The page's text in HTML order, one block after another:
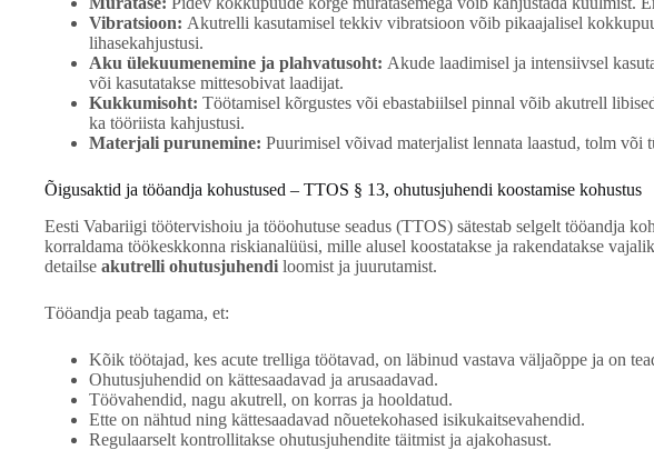
Vibratsioon: Akutrelli kasutamisel tekkiv vibratsioon võib pikaajalisel
lihasekahjustusi.
Aku ülekuumenemine ja plahvatusoht: Akude laadimisel ja intensiivsel
või kasutatakse mittesobivat laadijat.
Kukkumisoht: Töötamisel kõrgustes või ebastabiilsel pinnal võib akutrell
ka tööriista kahjustusi.
Materjali purunemine: Puurimisel võivad materjalist lennata laastud, tolm
Õigusaktid ja tööandja kohustused – TTOS § 13, ohutusjuhendi koostamise kohustus
Eesti Vabariigi töötervishoiu ja tööohutuse seadus (TTOS) sätestab selgelt tööandja
korraldama töökeskkonna riskianalüüsi, mille alusel koostatakse ja rakendatakse
detailse akutrelli ohutusjuhendi loomist ja juurutamist.
Tööandja peab tagama, et:
Kõik töötajad, kes acute trelliga töötavad, on läbinud vastava väljaõppe ja on
Ohutusjuhendid on kättesaadavad ja arusaadavad.
Töövahendid, nagu akutrell, on korras ja hooldatud.
Ette on nähtud ning kättesaadavad nõuetekohased isikukaitsevahendid.
Regulaarselt kontrollitakse ohutusjuhendite täitmist ja ajakohasust.